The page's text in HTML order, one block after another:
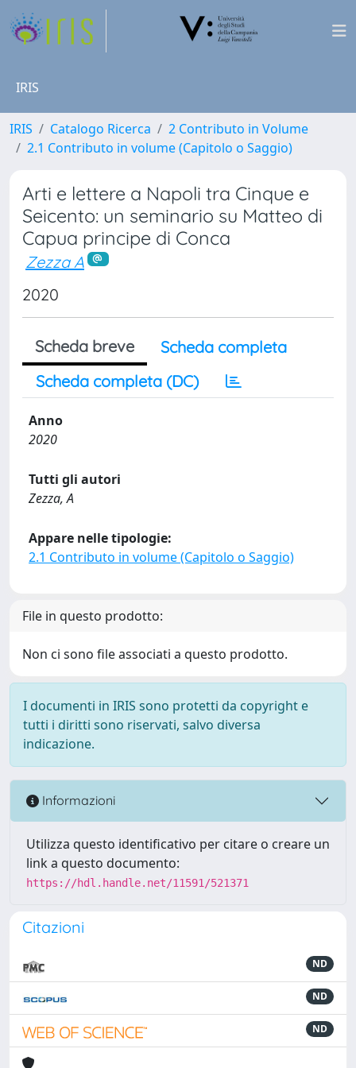
IRIS
IRIS Catalogo Ricerca
2 Contributo in Volume
2.1 Contributo in volume (Capitolo o Saggio)
Arti e lettere a Napoli tra Cinque e
Seicento: un seminario su Matteo di
Capua principe di Conca
Zezza A
2020
Scheda breve
Scheda completa
Scheda completa (DC)
Anno
2020
Tutti gli autori
Zezza, A
Appare nelle tipologie:
2.1 Contributo in volume (Capitolo o Saggio)
File in questo prodotto:
Non ci sono file associati a questo prodotto.
I documenti in IRIS sono protetti da copyright e
tutti i diritti sono riservati, salvo diversa
indicazione.
Informazioni
Utilizza questo identificativo per citare o creare un
link a questo documento:
https://hdl.handle.net/11591/521371
Citazioni
ND
ND
ND